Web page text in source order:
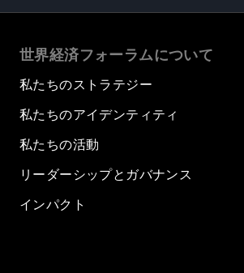
世界経済フォーラムについて
私たちのストラテジー
私たちのアイデンティティ
私たちの活動
リーダーシップとガバナンス
インパクト